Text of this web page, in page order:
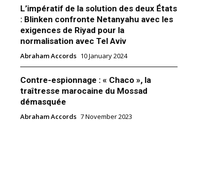
L’impératif de la solution des deux États
: Blinken confronte Netanyahu avec les
exigences de Riyad pour la
normalisation avec Tel Aviv
Abraham Accords 10 January 2024
Contre-espionnage : « Chaco », la
traîtresse marocaine du Mossad
démasquée
Abraham Accords 7 November 2023